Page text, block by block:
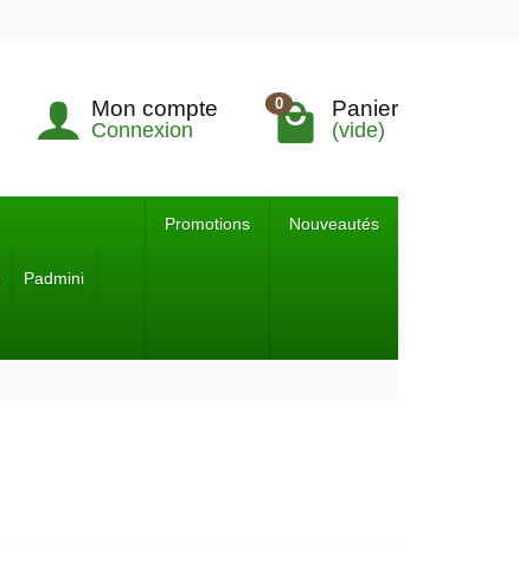
Mon compte
Connexion
0 Panier
(vide)
Padmini
Promotions Nouveautés